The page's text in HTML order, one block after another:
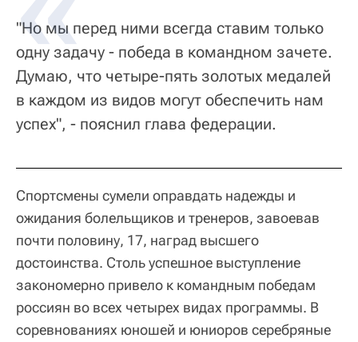
"Но мы перед ними всегда ставим только
одну задачу - победа в командном зачете.
Думаю, что четыре-пять золотых медалей
в каждом из видов могут обеспечить нам
успех", - пояснил глава федерации.
Спортсмены сумели оправдать надежды и
ожидания болельщиков и тренеров, завоевав
почти половину, 17, наград высшего
достоинства. Столь успешное выступление
закономерно привело к командным победам
россиян во всех четырех видах программы. В
соревнованиях юношей и юниоров серебряные